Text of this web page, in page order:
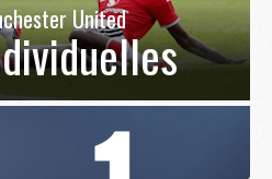
United